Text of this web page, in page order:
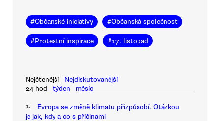
#Občanské iniciativy #Občanská společnost
#Protestní inspirace #17. listopad
Nejčtenější
Nejdiskutovanější
24 hod
týden měsíc
1.
Evropa se změně klimatu přizpůsobí. Otázkou
je jak, kdy a co s příčinami